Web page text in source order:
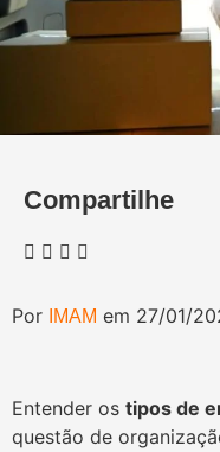
Compartilhe
Por IMAM em 27/01/
Entender os tipos de
questão de